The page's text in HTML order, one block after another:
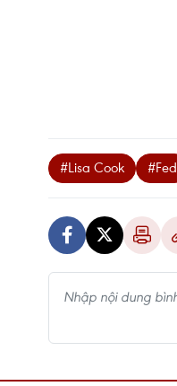
#Lisa Cook #Fed